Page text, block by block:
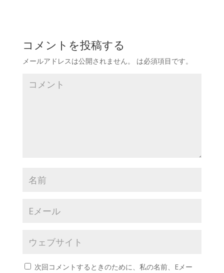
コメントを投稿する
メールアドレスは公開されません。 は必須項目です。
次回コメントするときのために、私の名前、Eメー